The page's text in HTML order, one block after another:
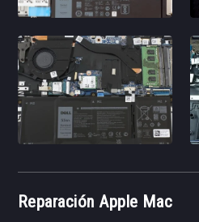
Reparación Apple Mac